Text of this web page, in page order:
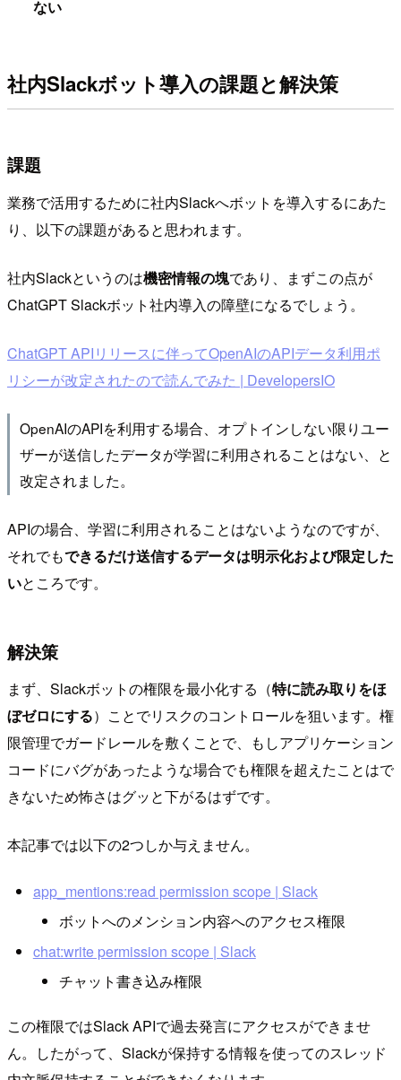
ない
社内Slackボット導入の課題と解決策
課題
業務で活用するために社内Slackへボットを導入するにあた
り、以下の課題があると思われます。
社内Slackというのは機密情報の塊であり、まずこの点が
ChatGPT Slackボット社内導入の障壁になるでしょう。
ChatGPT APIリリースに伴ってOpenAIのAPIデータ利用ポ
リシーが改定されたので読んでみた | DevelopersIO
OpenAIのAPIを利用する場合、オプトインしない限りユー
ザーが送信したデータが学習に利用されることはない、と
改定されました。
APIの場合、学習に利用されることはないようなのですが、
それでもできるだけ送信するデータは明示化および限定した
いところです。
解決策
まず、Slackボットの権限を最小化する（特に読み取りをほ
ぼゼロにする）ことでリスクのコントロールを狙います。権
限管理でガードレールを敷くことで、もしアプリケーション
コードにバグがあったような場合でも権限を超えたことはで
きないため怖さはグッと下がるはずです。
本記事では以下の2つしか与えません。
app_mentions:read permission scope | Slack
ボットへのメンション内容へのアクセス権限
chat:write permission scope | Slack
チャット書き込み権限
この権限ではSlack APIで過去発言にアクセスができませ
ん。したがって、Slackが保持する情報を使ってのスレッド